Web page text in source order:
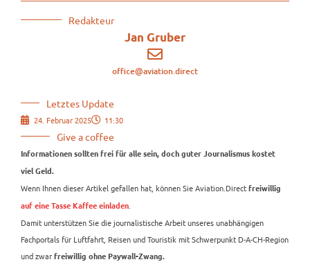
Redakteur
Jan Gruber
office@aviation.direct
Letztes Update
24. Februar 2025 11:30
Give a coffee
Informationen sollten frei für alle sein, doch guter Journalismus kostet
viel Geld.
Wenn Ihnen dieser Artikel gefallen hat, können Sie Aviation.Direct freiwillig
auf eine Tasse Kaffee einladen
Damit unterstützen Sie die journalistische Arbeit unseres unabhängigen
Fachportals für Luftfahrt, Reisen und Touristik mit Schwerpunkt D-A-CH-Region
und zwar freiwillig ohne Paywall-Zwang.